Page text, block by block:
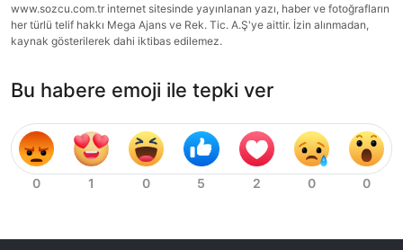
www.sozcu.com.tr internet sitesinde yayınlanan yazı, haber ve fotoğrafların
her türlü telif hakkı Mega Ajans ve Rek. Tic. A.Ş'ye aittir. İzin alınmadan,
kaynak gösterilerek dahi iktibas edilemez.
Bu habere emoji ile tepki ver